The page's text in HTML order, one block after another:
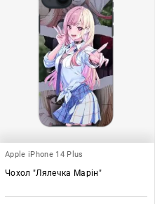
Apple iPhone 14 Plus
Чохол "Лялечка Марін"